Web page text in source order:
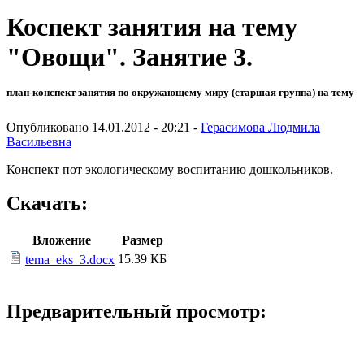
Коспект занятия на тему
"Овощи". Занятие 3.
план-конспект занятия по окружающему миру (старшая группа) на тему
Опубликовано 14.01.2012 - 20:21 - Герасимова Людмила
Васильевна
Конспект пот экологическому воспитанию дошкольников.
Скачать:
Вложение
Размер
tema_eks_3.docx 15.39 КБ
Предварительный просмотр: